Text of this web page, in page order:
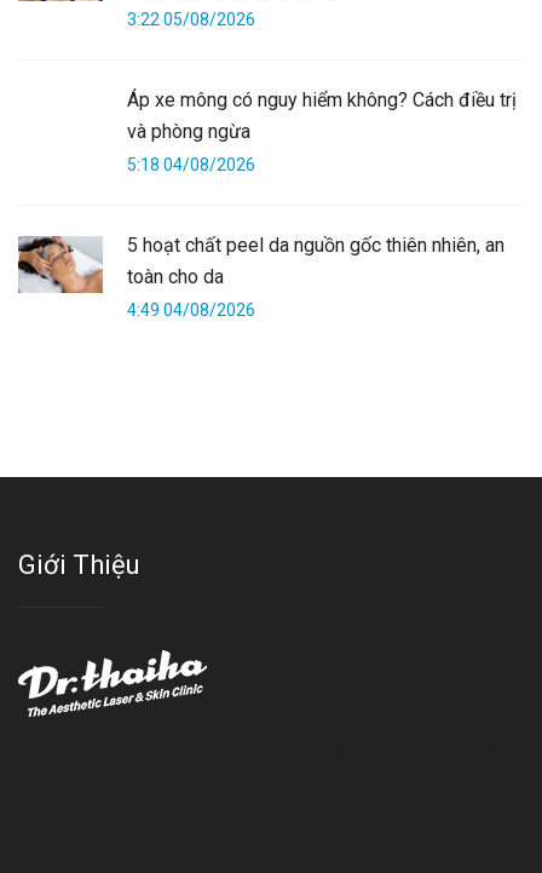
3:22 05/08/2026
Áp xe mông có nguy hiểm không? Cách điều trị
và phòng ngừa
5:18 04/08/2026
5 hoạt chất peel da nguồn gốc thiên nhiên, an
toàn cho da
4:49 04/08/2026
Giới Thiệu